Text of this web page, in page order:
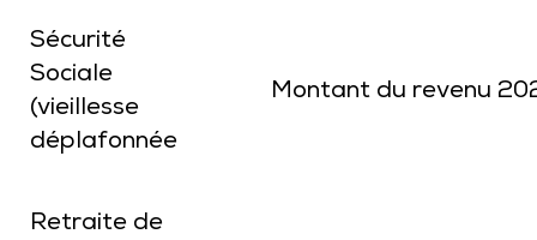
Sécurité
Sociale
(vieillesse
déplafonnée
Montant du revenu
Retraite de